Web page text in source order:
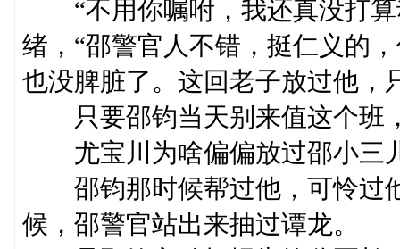
“不用你嘱咐，我还真没打
绪，“邵警官人不错，挺仁义的
也没脾脏了。这回老子放过他，
只要邵钧当天别来值这个班
尤宝川为啥偏偏放过邵小三
邵钧那时候帮过他，可怜过
候，邵警官站出来抽过谭龙。